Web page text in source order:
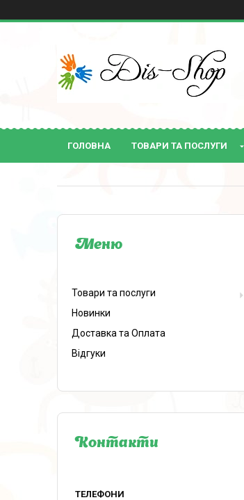
ГОЛОВНА ТОВАРИ ТА ПОСЛУГИ
Товари та послуги
Новинки
Доставка та Оплата
Відгуки
Контакти